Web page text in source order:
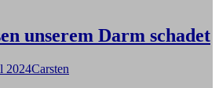
unserem Darm schadet
2024Carsten